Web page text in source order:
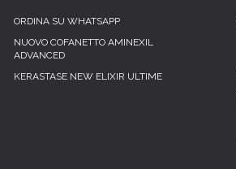
ORDINA SU WHATSAPP
NUOVO COFANETTO AMINEXIL
ADVANCED
KERASTASE NEW ELIXIR ULTIME